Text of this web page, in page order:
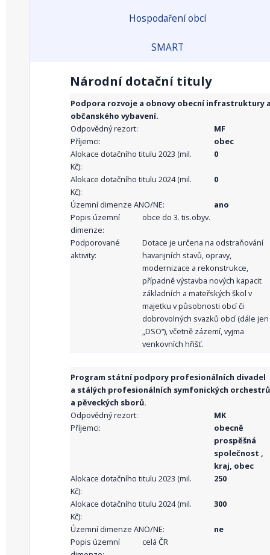
Hospodaření obcí
SMART
Národní dotační tituly
Podpora rozvoje a obnovy obecní infrastruktury
občanského vybavení.
Odpovědný rezort:
MF
Příjemci:
obec
Alokace dotačního titulu 2023 (mil.
Kč):
0
Alokace dotačního titulu 2024 (mil.
Kč):
0
Územní dimenze ANO/NE:
ano
Popis územní
dimenze:
obce do 3. tis.obyv.
Podporované
aktivity:
Dotace je určena na odstraňování
havarijních stavů, opravy,
modernizace a rekonstrukce,
případně výstavba nových kapacit
základních a mateřských škol v
majetku v působnosti obcí či
dobrovolných svazků obcí (dále jen
„DSO“), včetně zázemí, vyjma
venkovních hřišť.
Program státní podpory profesionálních divadel
a stálých profesionálních symfonických orchestrů
a pěveckých sborů.
Odpovědný rezort:
MK
Příjemci:
obecně
prospěšná
společnost ,
kraj, obec
Alokace dotačního titulu 2023 (mil.
Kč):
250
Alokace dotačního titulu 2024 (mil.
Kč):
300
Územní dimenze ANO/NE:
ne
Popis územní
celá ČR